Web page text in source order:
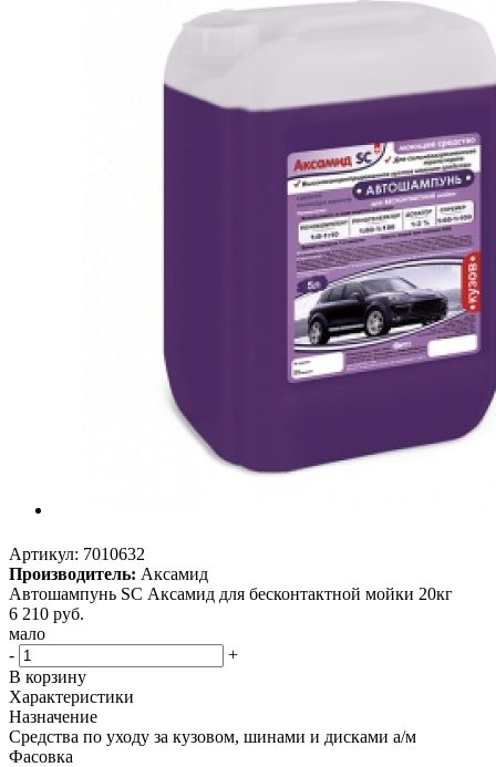
Артикул: 7010632
Производитель: Аксамид
Автошампунь SC Аксамид для бесконтактной мойки 20кг
6 210 руб.
мало
-
+
В корзину
Характеристики
Назначение
Средства по уходу за кузовом, шинами и дисками а/м
Фасовка